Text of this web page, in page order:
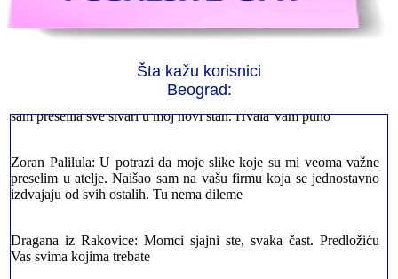
Šta kažu korisnici
Beograd:
Jelena sa Čukarice: Mogu da pohvalim sve radnike u firmi jer su
Milica iz Novog Beograda: Zahvaljujuću vašoj firmi. Istog dana
Zoran Palilula: U potrazi da moje slike koje su mi veoma važne
preselim u atelje. Naišao sam na vašu firmu koja se jednostavno
izdvajaju od svih ostalih. Tu nema dileme
Dragana iz Rakovice: Momci sjajni ste, svaka čast. Predložiću
Vas svima kojima trebate